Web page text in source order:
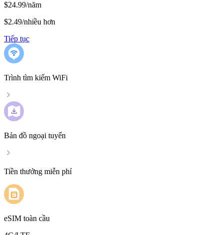
$24.99/năm
$2.49/nhiều hơn
Tiếp tục
Trình tìm kiếm WiFi
Bản đồ ngoại tuyến
Tiền thưởng miễn phí
eSIM toàn cầu